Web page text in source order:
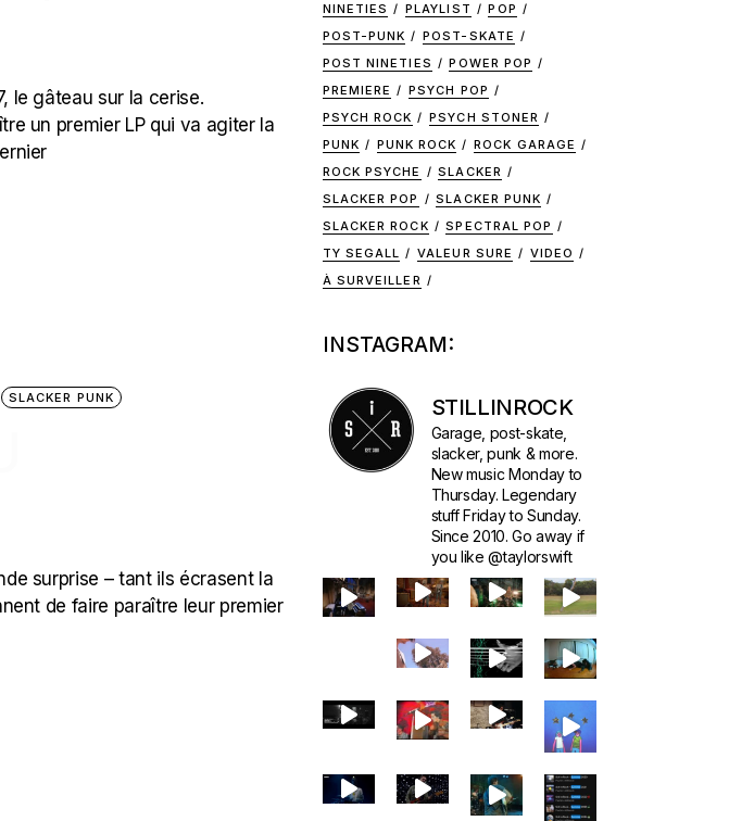
le gâteau sur la cerise.
un premier LP qui va agiter la
SLACKER PUNK
surprise – tant ils écrasent la
de faire paraître leur premier
NINETIES
PLAYLIST
POP
POST-PUNK
POST-SKATE
POST NINETIES
POWER POP
PREMIERE
PSYCH POP
PSYCH ROCK
PSYCH STONER
PUNK
PUNK ROCK
ROCK GARAGE
ROCK PSYCHE
SLACKER
SLACKER POP
SLACKER PUNK
SLACKER ROCK
SPECTRAL POP
TY SEGALL
VALEUR SURE
VIDEO
À SURVEILLER
INSTAGRAM:
STILLINROCK
Garage, post-skate,
slacker, punk & more.
New music Monday to
Thursday. Legendary
stuff Friday to Sunday.
Since 2010. Go away if
you like @taylorswift